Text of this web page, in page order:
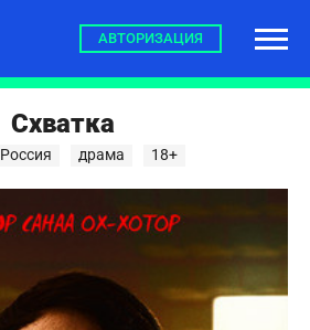
АВТОРИЗАЦИЯ
Схватка
Россия драма 18+